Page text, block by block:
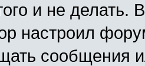
и не делать.
настроил
сообщения